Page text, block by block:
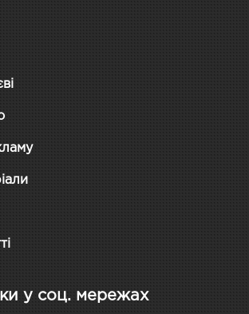
у соц. мережах